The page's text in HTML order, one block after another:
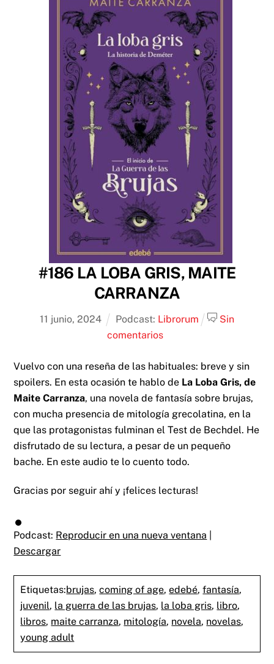
#186 LA LOBA GRIS, MAITE
CARRANZA
11 junio, 2024 Podcast: Librorum
Sin
comentarios
Vuelvo con una reseña de las habituales: breve y sin
spoilers. En esta ocasión te hablo de La Loba Gris, de
Maite Carranza, una novela de fantasía sobre brujas,
con mucha presencia de mitología grecolatina, en la
que las protagonistas fulminan el Test de Bechdel. He
disfrutado de su lectura, a pesar de un pequeño
bache. En este audio te lo cuento todo.
Gracias por seguir ahí y ¡felices lecturas!
Podcast: Reproducir en una nueva ventana
Descargar
Etiquetas:brujas,coming of age,edebé,fantasía,
juvenil, la guerra de las brujas, la loba gris, libro,
libros, maite carranza, mitología, novela, novelas,
young adult